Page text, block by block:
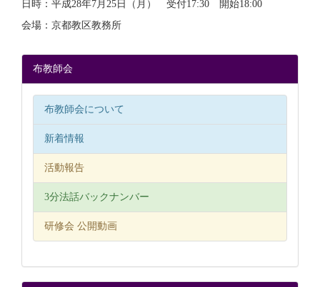
日時：平成28年7月25日（月） 受付17:30 開始18:00
会場：京都教区教務所
布教師会
布教師会について
新着情報
活動報告
3分法話バックナンバー
研修会 公開動画